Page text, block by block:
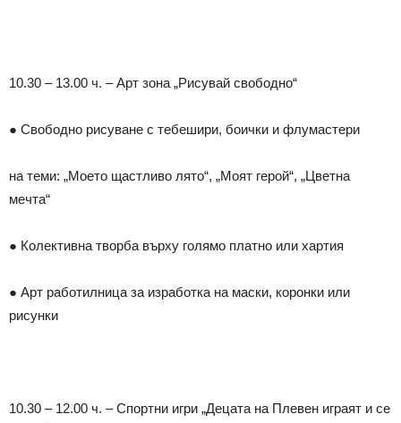
10.30 – 13.00 ч. – Арт зона „Рисувай свободно“
● Свободно рисуване с тебешири, боички и флумастери
на теми: „Моето щастливо лято“, „Моят герой“, „Цветна
мечта“
● Колективна творба върху голямо платно или хартия
● Арт работилница за изработка на маски, коронки или
рисунки
10.30 – 12.00 ч. – Спортни игри „Децата на Плевен играят и се